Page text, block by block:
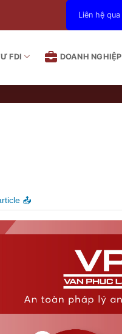
Liên hệ qua
FDI DOANH NGHIỆP
📤